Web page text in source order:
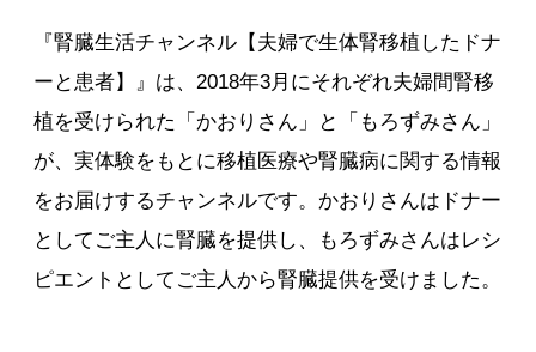
『腎臓生活チャンネル【夫婦で生体腎移植したドナ
ーと患者】』は、2018年3月にそれぞれ夫婦間腎移
植を受けられた「かおりさん」と「もろずみさん」
が、実体験をもとに移植医療や腎臓病に関する情報
をお届けするチャンネルです。かおりさんはドナー
としてご主人に腎臓を提供し、もろずみさんはレシ
ピエントとしてご主人から腎臓提供を受けました。